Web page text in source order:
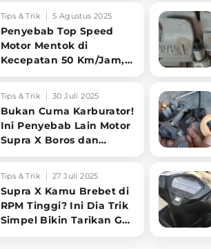
Langsung Sembuh!
Tips & Trik 5 Agustus 2025
Penyebab Top Speed
Motor Mentok di
Kecepatan 50 Km/Jam,
Tips & Trik 30 Juli 2025
Bukan Cuma Karburator!
Ini Penyebab Lain Motor
Supra X Boros dan
Tips & Trik 27 Juli 2025
Supra X Kamu Brebet di
RPM Tinggi? Ini Dia Trik
Simpel Bikin Tarikan Gas